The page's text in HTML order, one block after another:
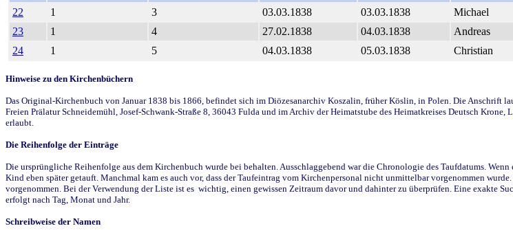
22
1 3 03.03.1838 03.03.1838 Michael
23
1 4 27.02.1838 04.03.1838 Andreas
24
1 5 04.03.1838 05.03.1838 Christian
Hinweise zu den Kirchenbüchern
Das Original-Kirchenbuch von Januar 1838 bis 1866, befindet sich im Diözesanarchiv Koszalin, früher Köslin, in Polen. Die Anschrift
Freien Prälatur Schneidemühl, Josef-Schwank-Straße 8, 36043 Fulda und im Archiv der Heimatstube des Heimatkreises Deutsch
erlaubt.
Die Reihenfolge der Einträge
Die ursprüngliche Reihenfolge aus dem Kirchenbuch wurde bei behalten. Ausschlaggebend war die Chronologie des Taufdatums.
Kind eben später getauft. Manchmal kam es auch vor, dass der Taufeintrag vom Kirchenpersonal nicht unmittelbar vorgenommen
vorgenommen. Bei der Verwendung der Liste ist es wichtig, einen gewissen Zeitraum davor und dahinter zu überprüfen. Eine exakte
erfolgt nach Tag, Monat und Jahr.
Schreibweise der Namen